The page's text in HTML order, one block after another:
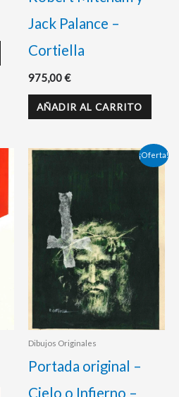
Jack Palance –
Cortiella
975,00€
AÑADIR AL CARRITO
¡Oferta!
Dibujos Originales
Portada original –
Cielo o Infierno –
El
era:
El
precio